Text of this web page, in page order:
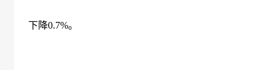
下降0.7%。